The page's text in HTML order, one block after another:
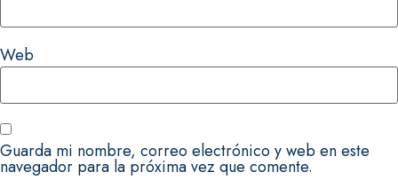
Web
Guarda mi nombre, correo electrónico y web en este
navegador para la próxima vez que comente.